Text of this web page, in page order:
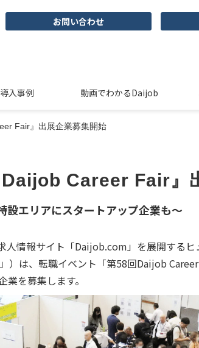
お問い合わせ
導入事例 動画でわかるDaijob
Fair』出展企業募集開始
Career Fair』
設エリアにスタートアップ企業も～
情報サイト「Daijob.com」を展開する
）は、転職イベント「第58回Daijob
を募集します。